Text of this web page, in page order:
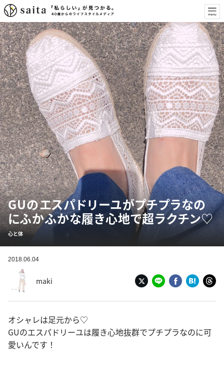
GUのエスパドリーユがプチプラなの
にふかふかな履き心地で超ラクチン♡
心と体
2018.06.04
maki
オシャレは足元から♡
GUのエスパドリーユは履き心地抜群でプチプラなのに可
愛いんです！